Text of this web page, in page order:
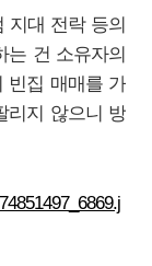
지대 전락 등의
는 건 소유자의
빈집 매매를 가
리지 않으니 방